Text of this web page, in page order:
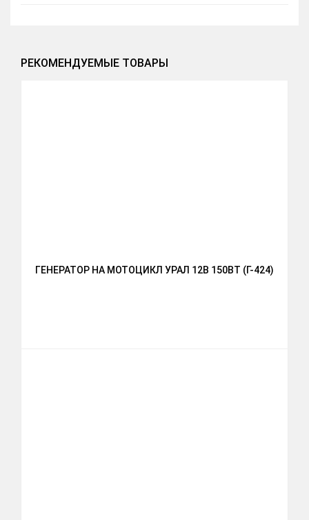
РЕКОМЕНДУЕМЫЕ ТОВАРЫ
ГЕНЕРАТОР НА МОТОЦИКЛ УРАЛ 12В 150ВТ (Г-424)